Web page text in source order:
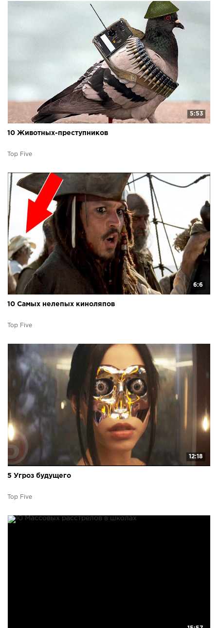
5:53
10 Животных-преступников
Top Five
6:6
10 Самых нелепых киноляпов
Top Five
12:18
5 Угроз будущего
Top Five